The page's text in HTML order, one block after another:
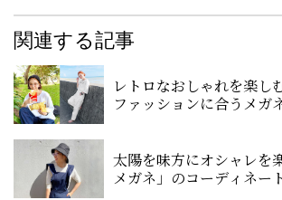
関連する記事
レトロなおしゃれを楽し
ファッションに合うメガ
太陽を味方にオシャレを
メガネ」のコーディネー